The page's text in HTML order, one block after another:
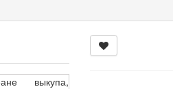
выкупа,